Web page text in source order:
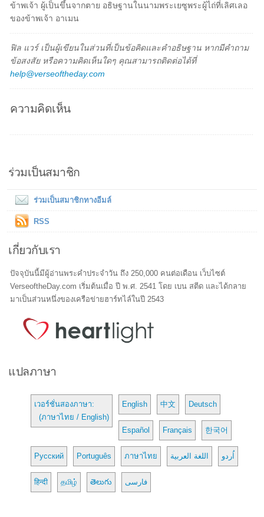
ข้าพเจ้า ผู้เป็นขึ้นจากตาย อธิษฐานในนามพระเยซูพระผู้ไถ่ที่เลิศเลอ
ของข้าพเจ้า อาเมน
ฟิล แวร์ เป็นผู้เขียนในส่วนที่เป็นข้อคิดและคำอธิษฐาน หากมีคำถาม
ข้อสงสัย หรือความคิดเห็นใดๆ คุณสามารถติดต่อได้ที่
help@verseoftheday.com
ความคิดเห็น
ร่วมเป็นสมาชิก
ร่วมเป็นสมาชิกทางอีมล์
RSS
เกี่ยวกับเรา
ปัจจุบันนี้มีผู้อ่านพระคำประจำวัน ถึง 250,000 คนต่อเดือน เว็บไซต์
VerseoftheDay.com เริ่มต้นเมื่อ ปี พ.ศ. 2541 โดย เบน สตีด และได้กลาย
มาเป็นส่วนหนึ่งของเครือข่ายฮาร์ทไล์ในปี 2543
แปลภาษา
เวอร์ชั่นสองภาษา:
(ภาษาไทย / English)
English 中文 Deutsch
Español Français 한국어
Русский Português ภาษาไทย اللغة العربية اُردو
हिन्दी தமிழ் తెలుగు فارسی